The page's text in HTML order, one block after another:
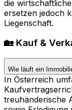
die
ersetzen jedoch
Liegenschaft.
🏡 Kauf &
Wie läuft ein
In Österreich
treuhänderische